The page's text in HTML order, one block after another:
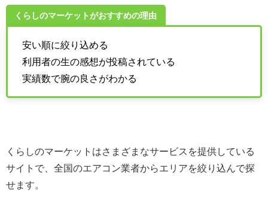
くらしのマーケットがおすすめの理由
安い順に絞り込める
利用者の生の感想が投稿されている
実績数で腕の良さがわかる
くらしのマーケットはさまざまなサービスを提供している
サイトで、全国のエアコン業者からエリアを絞り込んで探
せます。